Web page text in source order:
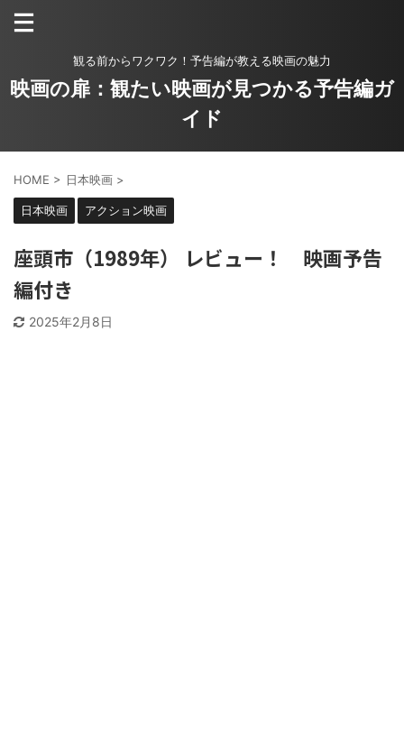
観る前からワクワク！予告編が教える映画の魅力
映画の扉：観たい映画が見つかる予告編ガ
イド
HOME > 日本映画 >
日本映画 アクション映画
座頭市（1989年） レビュー！ 映画予告
編付き
2025年2月8日